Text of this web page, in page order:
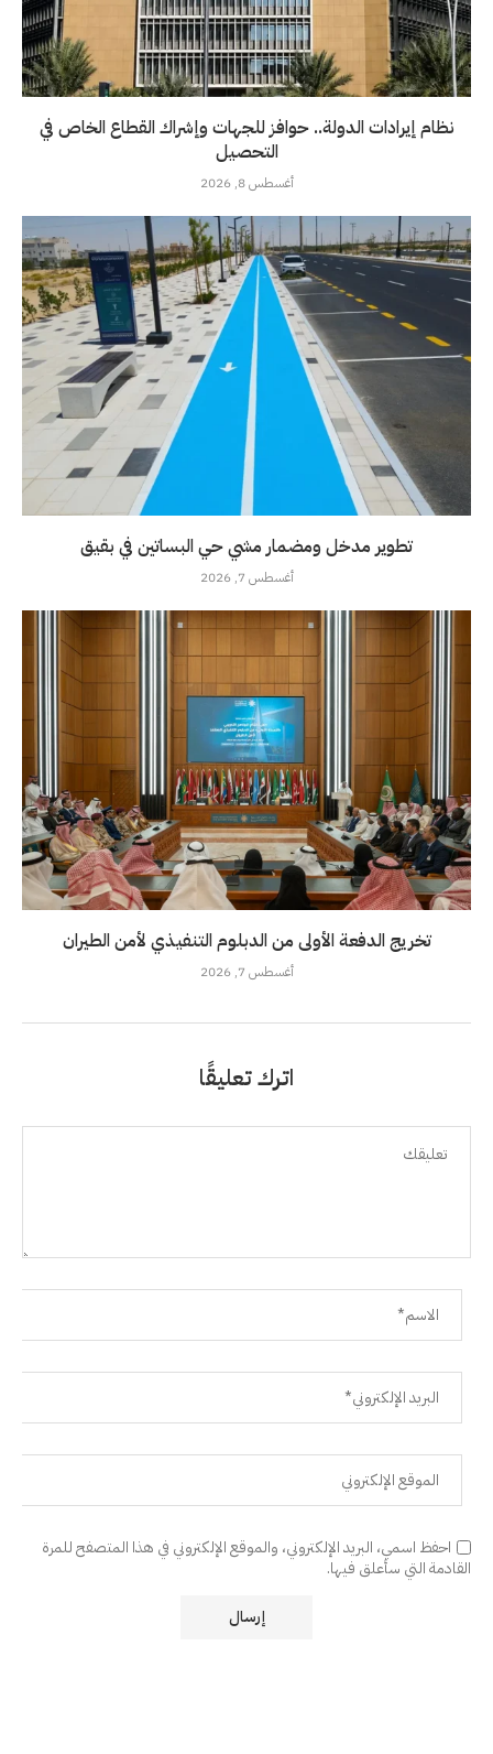
نظام إيرادات الدولة.. حوافز للجهات وإشراك القطاع الخاص في
التحصيل
أغسطس 8, 2026
تطوير مدخل ومضمار مشي حي البساتين في بقيق
أغسطس 7, 2026
تخريج الدفعة الأولى من الدبلوم التنفيذي لأمن الطيران
أغسطس 7, 2026
اترك تعليقًا
احفظ اسمي، البريد الإلكتروني، والموقع الإلكتروني في هذا المتصفح للمرة
القادمة التي سأعلق فيها.